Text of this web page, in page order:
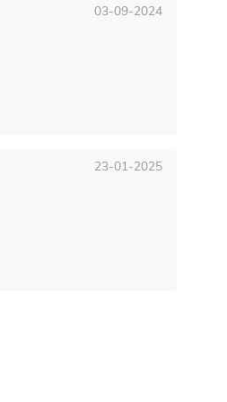
03-09-2024
23-01-2025